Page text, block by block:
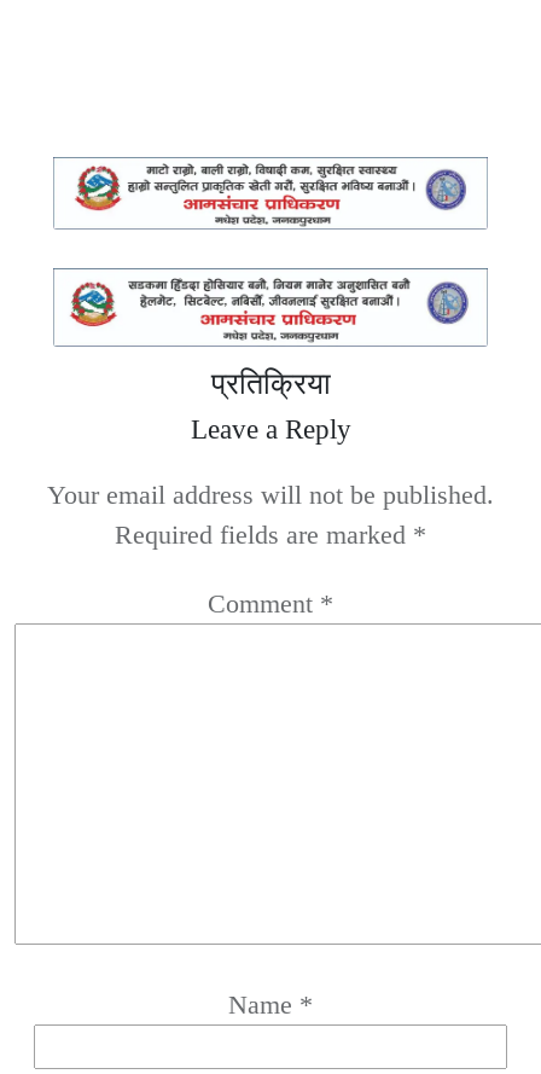
प्रतिक्रिया
Leave a Reply
Your email address will not be published.
Required fields are marked *
Comment *
Name *